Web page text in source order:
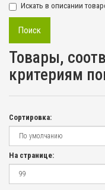
Искать в описании
Товары,
критериям
Сортировка:
На странице: